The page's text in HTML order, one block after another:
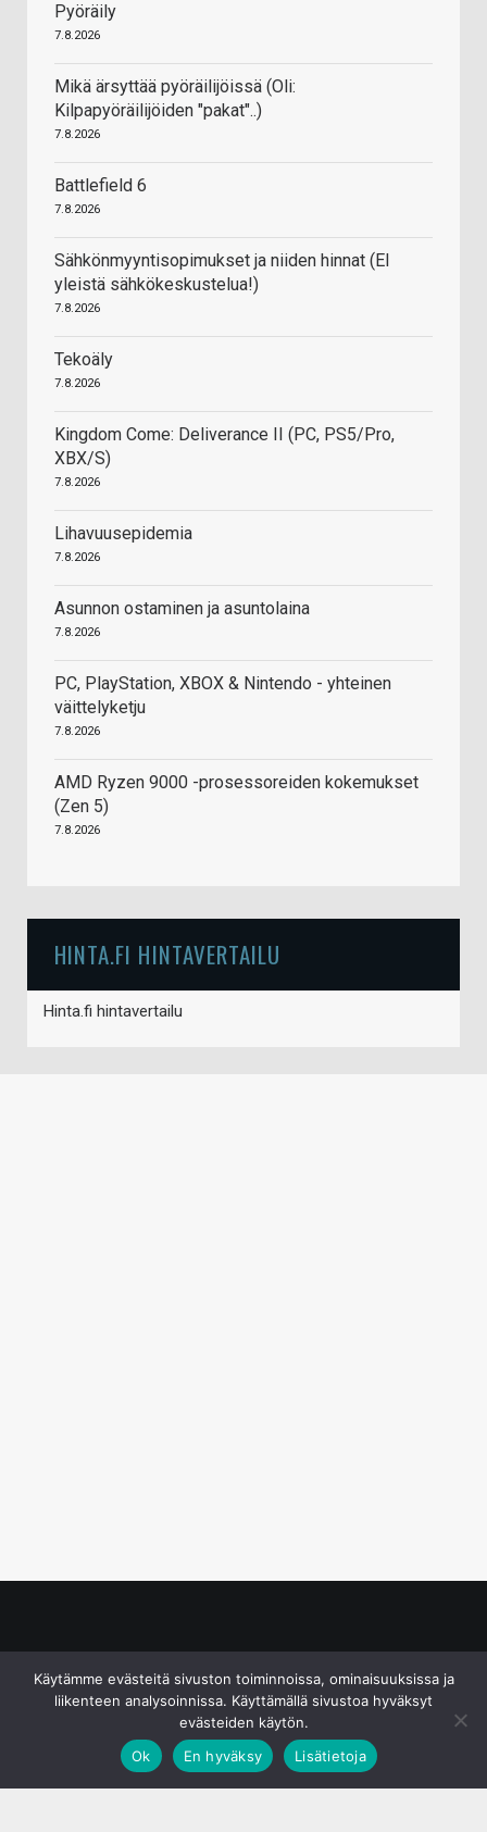
Pyöräily
7.8.2026
Mikä ärsyttää pyöräilijöissä (Oli:
Kilpapyöräilijöiden "pakat"..)
7.8.2026
Battlefield 6
7.8.2026
Sähkönmyyntisopimukset ja niiden hinnat (EI
yleistä sähkökeskustelua!)
7.8.2026
Tekoäly
7.8.2026
Kingdom Come: Deliverance II (PC, PS5/Pro,
XBX/S)
7.8.2026
Lihavuusepidemia
7.8.2026
Asunnon ostaminen ja asuntolaina
7.8.2026
PC, PlayStation, XBOX & Nintendo - yhteinen
väittelyketju
7.8.2026
AMD Ryzen 9000 -prosessoreiden kokemukset
(Zen 5)
7.8.2026
HINTA.FI HINTAVERTAILU
Hinta.fi hintavertailu
Käytämme evästeitä sivuston toiminnoissa, ominaisuuksissa ja
liikenteen analysoinnissa. Käyttämällä sivustoa hyväksyt
evästeiden käytön.
Ok
En hyväksy Lisätietoja